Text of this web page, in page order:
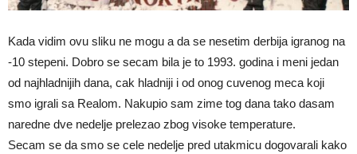
Kada vidim ovu sliku ne mogu a da se nesetim derbija igranog na
-10 stepeni. Dobro se secam bila je to 1993. godina i meni jedan
od najhladnijih dana, cak hladniji i od onog cuvenog meca koji
smo igrali sa Realom. Nakupio sam zime tog dana tako dasam
naredne dve nedelje prelezao zbog visoke temperature.
Secam se da smo se cele nedelje pred utakmicu dogovarali kako